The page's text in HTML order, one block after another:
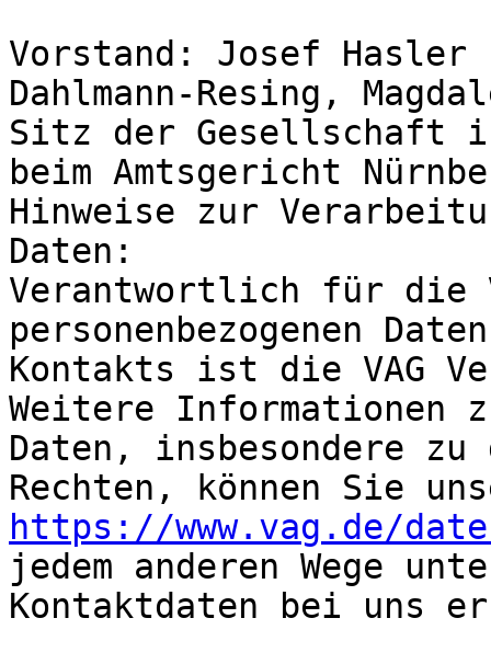
Vorstand: Josef
Dahlmann-Resing,
Sitz der Gesellschaft
beim Amtsgericht
Hinweise zur
Daten:
Verantwortlich für die
personenbezogenen
Kontakts ist die VAG
Weitere Informationen
Daten, insbesondere zu
https://www.vag.de/
jedem anderen Wege
Kontaktdaten bei uns